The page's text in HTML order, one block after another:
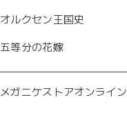
オルクセン王国史
五等分の花嫁
メガニケストアオンライン